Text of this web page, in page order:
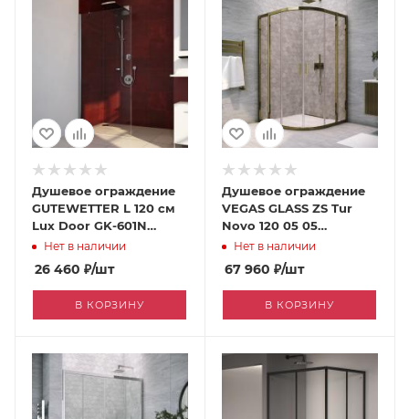
Душевое ограждение
GUTEWETTER L 120 см
Lux Door GK-601N
[060456434]
Нет в наличии
26 460 ₽/шт
В КОРЗИНУ
Душевое ограждение
VEGAS GLASS ZS Tur
Novo 120 05 05
[060456369]
Нет в наличии
67 960 ₽/шт
В КОРЗИНУ